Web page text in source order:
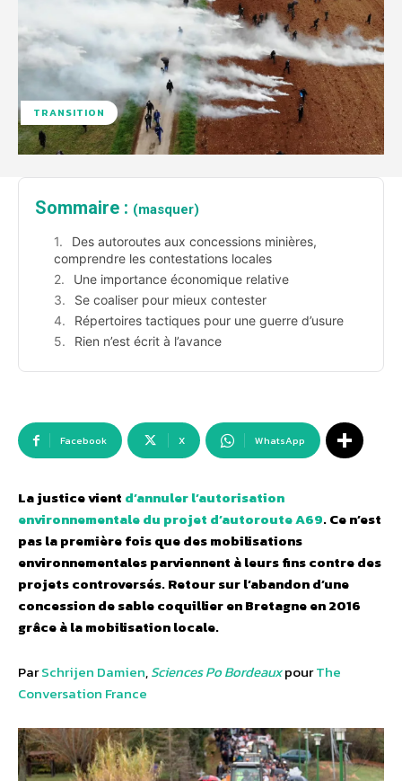
TRANSITION
Sommaire : (masquer)
Des autoroutes aux concessions minières,
comprendre les contestations locales
Une importance économique relative
Se coaliser pour mieux contester
Répertoires tactiques pour une guerre d’usure
Rien n’est écrit à l’avance
Facebook X WhatsApp
La justice vient d’annuler l’autorisation
environnementale du projet d’autoroute A69. Ce n’est
pas la première fois que des mobilisations
environnementales parviennent à leurs fins contre des
projets controversés. Retour sur l’abandon d’une
concession de sable coquillier en Bretagne en 2016
grâce à la mobilisation locale.
ParSchrijen Damien,Sciences Po BordeauxpourThe
Conversation France